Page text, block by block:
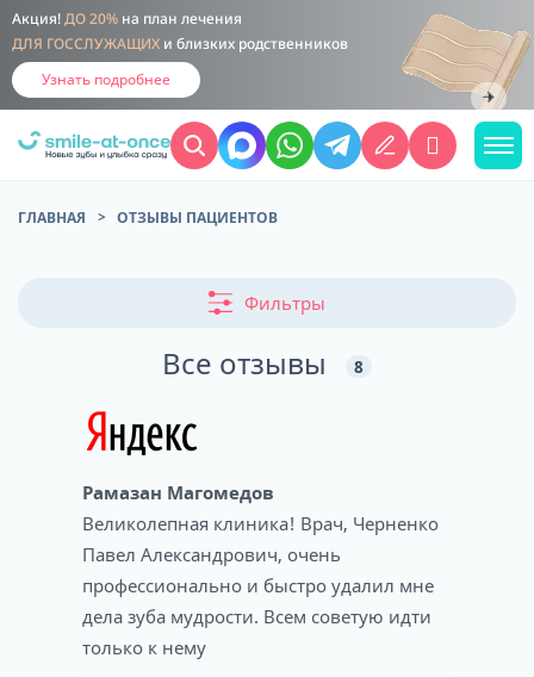
Акция! ДО 20% на план лечения
ДЛЯ ГОССЛУЖАЩИХ и близких родственников
Узнать подробнее
ГЛАВНАЯ ОТЗЫВЫ ПАЦИЕНТОВ
Фильтры
Все отзывы 8
Рамазан Магомедов
Великолепная клиника! Врач, Черненко
Павел Александрович, очень
профессионально и быстро удалил мне
дела зуба мудрости. Всем советую идти
только к нему